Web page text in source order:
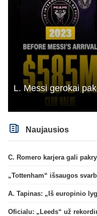
L. Messi gerokai
Naujausios
C. Romero karjera gali
„Tottenham“ išsaugos